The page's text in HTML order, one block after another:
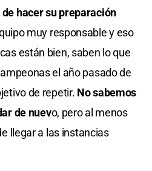
hacer su preparación
muy responsable y eso
están bien, saben lo que
el año pasado de
de repetir. No sabemos
de nuevo, pero al menos
llegar a las instancias